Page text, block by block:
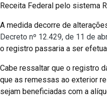
Receita Federal pelo sistema
A medida decorre de
Decreto nº 12.429, de 11 de
o registro passaria a ser
Cabe ressaltar que o registro
que as remessas ao exterior
sejam beneficiadas com a